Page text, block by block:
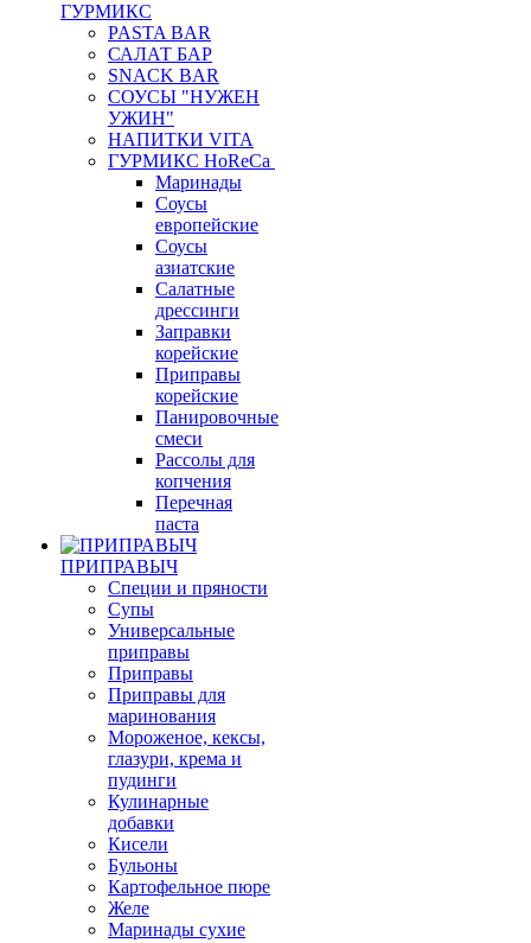
ГУРМИКС
PASTA BAR
САЛАТ БАР
SNACK BAR
СОУСЫ "НУЖЕН
УЖИН"
НАПИТКИ VITA
ГУРМИКС HoReCa
Маринады
Соусы
европейские
Соуcы
азиатские
Салатные
дрессинги
Заправки
корейские
Приправы
корейские
Панировочные
смеси
Рассолы для
копчения
Перечная
паста
ПРИПРАВЫЧ
Специи и пряности
Супы
Универсальные
приправы
Приправы
Приправы для
маринования
Мороженое, кексы,
глазури, крема и
пудинги
Кулинарные
добавки
Кисели
Бульоны
Картофельное пюре
Желе
Маринады сухие